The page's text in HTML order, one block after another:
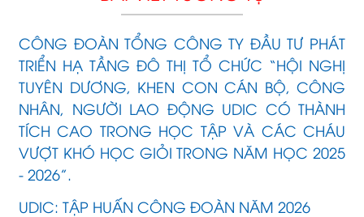
CÔNG ĐOÀN TỔNG CÔNG TY ĐẦU TƯ PHÁT
TRIỂN HẠ TẦNG ĐÔ THỊ TỔ CHỨC “HỘI NGHỊ
TUYÊN DƯƠNG, KHEN CON CÁN BỘ, CÔNG
NHÂN, NGƯỜI LAO ĐỘNG UDIC CÓ THÀNH
TÍCH CAO TRONG HỌC TẬP VÀ CÁC CHÁU
VƯỢT KHÓ HỌC GIỎI TRONG NĂM HỌC 2025
- 2026”.
UDIC: TẬP HUẤN CÔNG ĐOÀN NĂM 2026